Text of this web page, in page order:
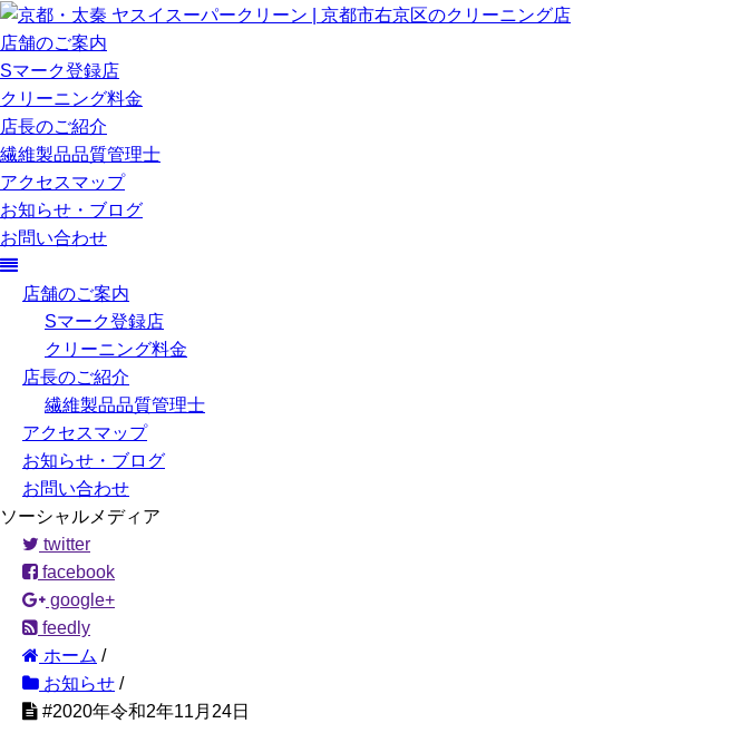
店舗のご案内
Sマーク登録店
クリーニング料金
店長のご紹介
繊維製品品質管理士
アクセスマップ
お知らせ・ブログ
お問い合わせ
店舗のご案内
Sマーク登録店
クリーニング料金
店長のご紹介
繊維製品品質管理士
アクセスマップ
お知らせ・ブログ
お問い合わせ
ソーシャルメディア
twitter
facebook
google+
feedly
ホーム /
お知らせ /
#2020年令和2年11月24日